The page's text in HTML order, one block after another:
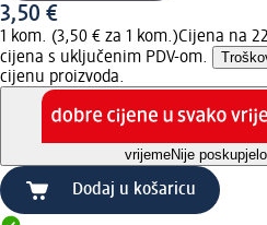
3,50 €
1 kom. (3,50 € za 1 kom.)Cijena na
cijena s uključenim PDV-om.
cijenu proizvoda.
vrijemeNije
Dodaj u košaricu